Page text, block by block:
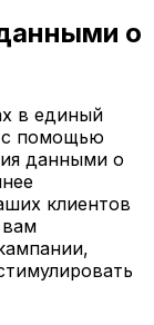
о
в единый
с помощью
данными о
клиентов
вам